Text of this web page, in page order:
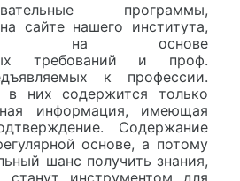
программы,
сайте нашего института,
на основе
требований и проф.
к профессии.
в них содержится только
информация, имеющая
Содержание
основе, а потому
шанс получить знания,